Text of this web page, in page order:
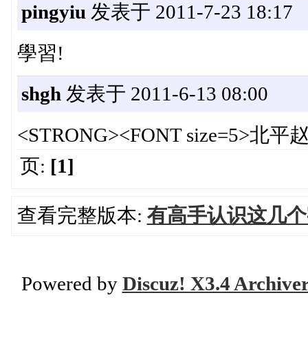
pingyiu 发表于 2011-7-23 18:17
學習!
shgh 发表于 2011-6-13 08:00
<STRONG><FONT size=5>北平
页: [1]
查看完整版本: 有高手认识这几
Powered by Discuz! X3.4